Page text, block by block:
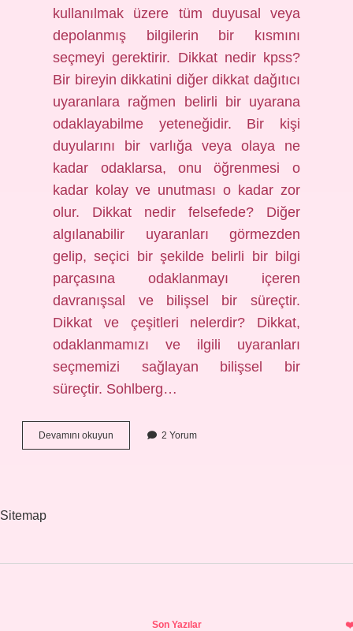
kullanılmak üzere tüm duyusal veya
depolanmış bilgilerin bir kısmını
seçmeyi gerektirir. Dikkat nedir kpss?
Bir bireyin dikkatini diğer dikkat dağıtıcı
uyaranlara rağmen belirli bir uyarana
odaklayabilme yeteneğidir. Bir kişi
duyularını bir varlığa veya olaya ne
kadar odaklarsa, onu öğrenmesi o
kadar kolay ve unutması o kadar zor
olur. Dikkat nedir felsefede? Diğer
algılanabilir uyaranları görmezden
gelip, seçici bir şekilde belirli bir bilgi
parçasına odaklanmayı içeren
davranışsal ve bilişsel bir süreçtir.
Dikkat ve çeşitleri nelerdir? Dikkat,
odaklanmamızı ve ilgili uyaranları
seçmemizi sağlayan bilişsel bir
süreçtir. Sohlberg…
Devamını okuyun
Nedir
2 Yorum
Sitemap
Son Yazılar